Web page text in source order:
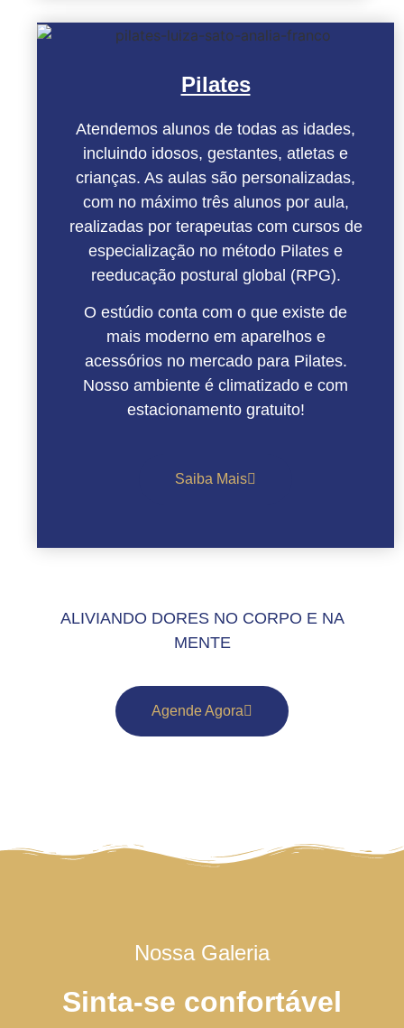
Pilates
Atendemos alunos de todas as idades,
incluindo idosos, gestantes, atletas e
crianças. As aulas são personalizadas,
com no máximo três alunos por aula,
realizadas por terapeutas com cursos de
especialização no método Pilates e
reeducação postural global (RPG).
O estúdio conta com o que existe de
mais moderno em aparelhos e
acessórios no mercado para Pilates.
Nosso ambiente é climatizado e com
estacionamento gratuito!
Saiba Mais
ALIVIANDO DORES NO CORPO E NA
MENTE
Agende Agora
Nossa Galeria
Sinta-se confortável